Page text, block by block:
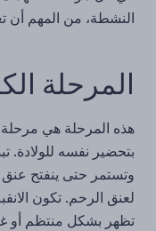
النشطة، من المهم أن
المرحلة
هذه المرحلة هي
بتحضير نفسه للولادة.
لعنق الرحم. تكون
تظهر بشكل منتظم أو